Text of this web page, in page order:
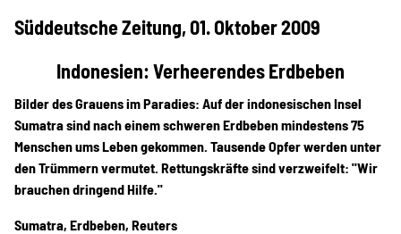
Publikationen
Projekte
Kampagne
Süddeutsche Zeitung, 01. Oktober 2009
Indonesien: Verheerendes Erdbeben
Bilder des Grauens im Paradies: Auf der indonesischen Insel
Sumatra sind nach einem schweren Erdbeben mindestens 75
Menschen ums Leben gekommen. Tausende Opfer werden unter
den Trümmern vermutet. Rettungskräfte sind verzweifelt: "Wir
brauchen dringend Hilfe."
Sumatra, Erdbeben, Reuters